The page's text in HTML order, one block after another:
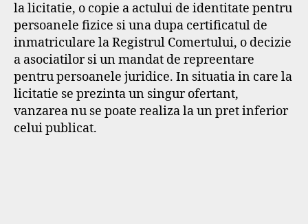
la licitatie, o copie a actului de identitate pentru
persoanele fizice si una dupa certificatul de
inmatriculare la Registrul Comertului, o decizie
a asociatilor si un mandat de repreentare
pentru persoanele juridice. In situatia in care la
licitatie se prezinta un singur ofertant,
vanzarea nu se poate realiza la un pret inferior
celui publicat.